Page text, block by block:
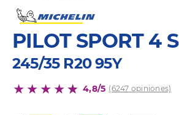
PILOT SPORT 4 S
245/35 R20 95Y
4,8/5 (6247 opiniones)